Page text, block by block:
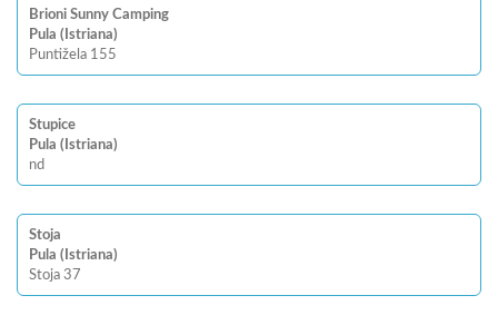
Brioni Sunny Camping
Pula (Istriana)
Puntižela 155
Stupice
Pula (Istriana)
nd
Stoja
Pula (Istriana)
Stoja 37